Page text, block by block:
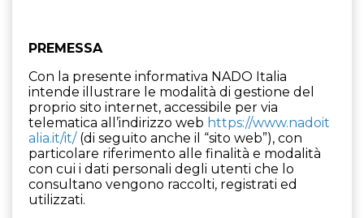
PREMESSA
Con la presente informativa NADO Italia
intende illustrare le modalità di gestione del
proprio sito internet, accessibile per via
telematica all’indirizzo web https://www.nadoit
alia.it/it/(di seguito anche il “sito web”), con
particolare riferimento alle finalità e modalità
con cui i dati personali degli utenti che lo
consultano vengono raccolti, registrati ed
utilizzati.